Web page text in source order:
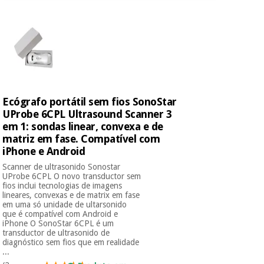
Ofertas
Outlet
Fisaude
Tech
Academy
Fisaude
Aluguer
tradicional
chinesa
Gabinetes
terapêuticos
Material de
proteção
essencial
para
coronavirus
Aerobic,
fitness
e
pilates
Novidades
Ofertas
Outlet
Fisaude
Tech
Academy
médico
sanitário
chinesa
Mobiliário
clínico
Gabinetes
terapêuticos
Material de
proteção
Ecógrafo portátil sem fios SonoStar
UProbe 6CPL Ultrasound Scanner 3
em 1: sondas linear, convexa e de
matriz em fase. Compatível com
iPhone e Android
Scanner de ultrasonido Sonostar
UProbe 6CPL O novo transductor sem
fios inclui tecnologias de imagens
lineares, convexas e de matrix em fase
em uma só unidade de ultarsonido
que é compatível com Android e
iPhone O SonoStar 6CPL é um
transductor de ultrasonido de
diagnóstico sem fios que em realidade
...